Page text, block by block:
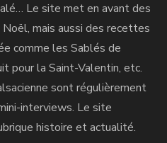
Le site met en avant des
mais aussi des recettes
comme les Sablés de
pour la Saint-Valentin, etc.
sont régulièrement
interviews. Le site
histoire et actualité.